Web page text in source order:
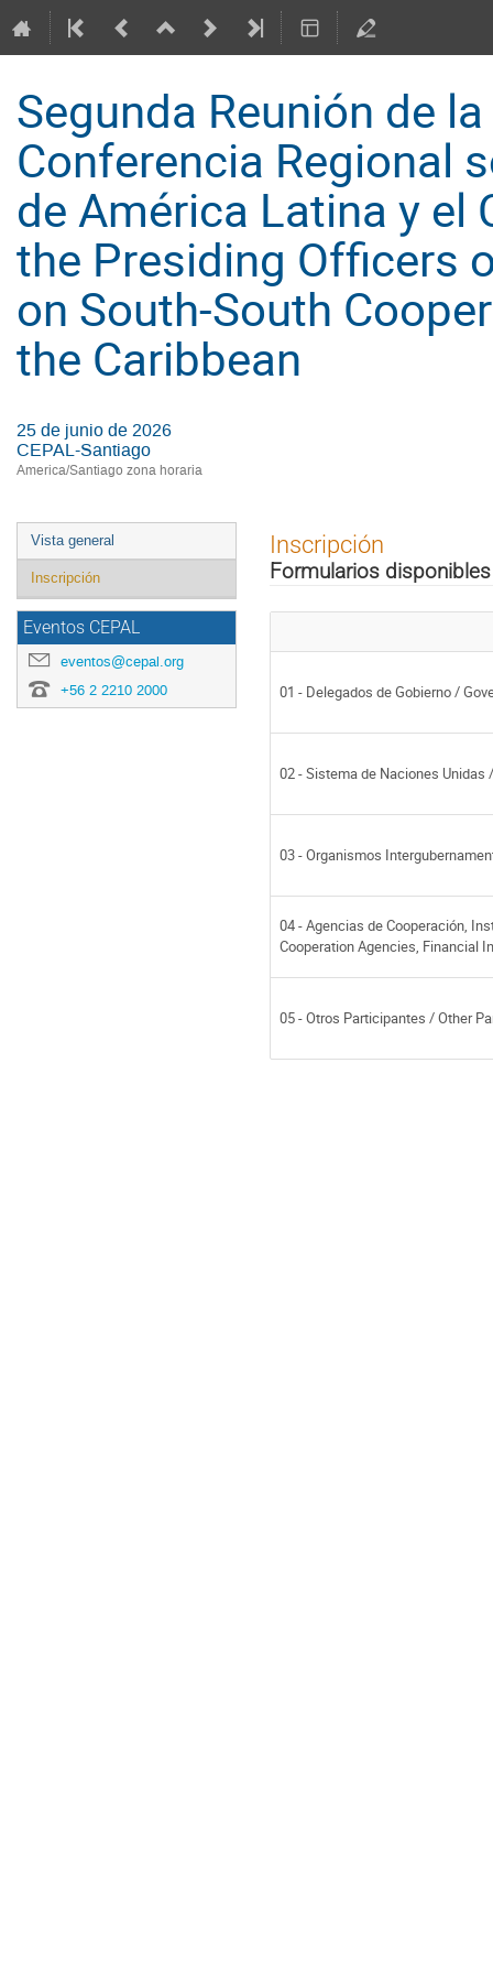
Segunda Reunión de
Conferencia Regional
de América Latina y
the Presiding Officers
on South-South
the Caribbean
25 de junio de 2026
CEPAL-Santiago
America/Santiago zona horaria
Event
menu
Vista general
Inscripción
Eventos CEPAL
eventos@cepal.org
+56 2 2210 2000
Inscripción
Formularios disponibles
01 - Delegados de Gobierno /
02 - Sistema de Naciones Unidas
03 - Organismos
04 - Agencias de Cooperación,
Cooperation Agencies, Financial
05 - Otros Participantes / Other